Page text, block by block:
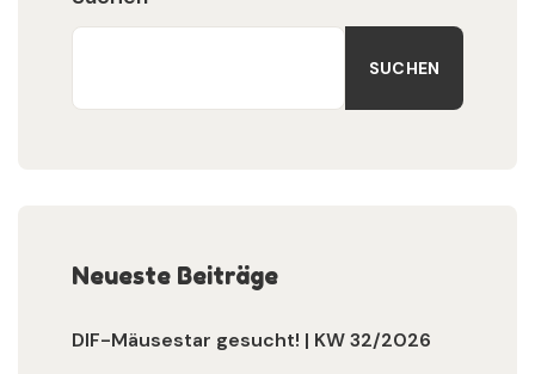
SUCHEN
Neueste Beiträge
DIF-Mäusestar gesucht! | KW 32/2026